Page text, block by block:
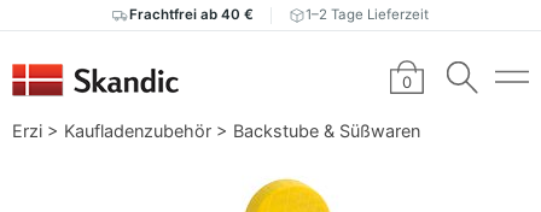
Frachtfrei ab 40 € 1–2 Tage Lieferzeit
0
Erzi > Kaufladenzubehör > Backstube & Süßwaren